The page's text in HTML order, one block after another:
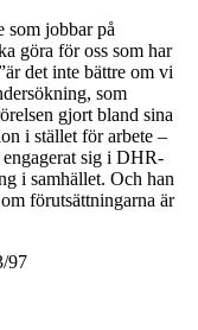
som jobbar på
göra för oss som har
det inte bättre om vi
som
gjort bland sina
i stället för arbete –
sig i DHR-
i samhället. Och han
förutsättningarna är
97